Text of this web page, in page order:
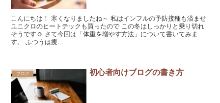
こんにちは！ 寒くなりましたね～ 私はインフルの予防接種も済ませ
ユニクロのヒートテックも買ったので この冬はしっかりと乗り切れ
そうです☺ さて今回は「体重を増やす方法」について書いてみま
す。 ふつうは痩...
ブログ 初心者向けブログの書き方